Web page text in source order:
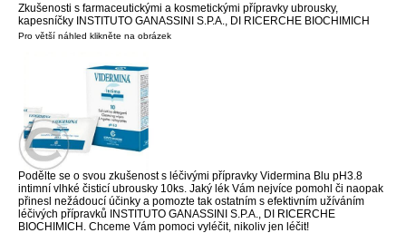
Zkušenosti s farmaceutickými a kosmetickými přípravky ubrousky,
kapesníčky INSTITUTO GANASSINI S.P.A., DI RICERCHE BIOCHIMICH
Pro větší náhled klikněte na obrázek
Podělte se o svou zkušenost s léčivými přípravky Vidermina Blu pH3.8
intimní vlhké čisticí ubrousky 10ks. Jaký lék Vám nejvíce pomohl či naopak
přinesl nežádoucí účinky a pomozte tak ostatním s efektivním užíváním
léčivých přípravků INSTITUTO GANASSINI S.P.A., DI RICERCHE
BIOCHIMICH. Chceme Vám pomoci vyléčit, nikoliv jen léčit!